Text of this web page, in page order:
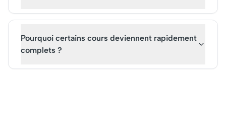
Pourquoi certains cours deviennent rapidement
complets ?